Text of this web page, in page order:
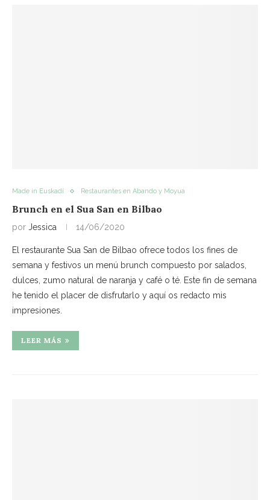
Made in Euskadi Restaurantes en Abando y Moyua
Brunch en el Sua San en Bilbao
por Jessica 14/06/2020
El restaurante Sua San de Bilbao ofrece todos los fines de
semana y festivos un menú brunch compuesto por salados,
dulces, zumo natural de naranja y café o té. Este fin de semana
he tenido el placer de disfrutarlo y aquí os redacto mis
impresiones.
LEER MÁS